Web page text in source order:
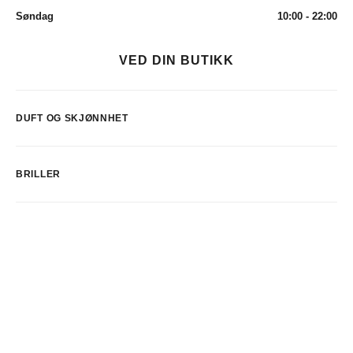
Søndag
10:00 - 22:00
VED DIN BUTIKK
DUFT OG SKJØNNHET
BRILLER